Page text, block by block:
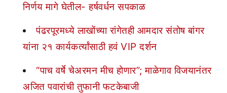
निर्णय मागे घेतील- हर्षवर्धन सपकाळ
पंढरपूरमध्ये लाखोंच्या रांगेतही आमदार संतोष बांगर
यांना २१ कार्यकर्त्यांसाठी हवं VIP दर्शन
“पाच वर्षे चेअरमन मीच होणार”; माळेगाव विजयानंतर
अजित पवारांची तुफानी फटकेबाजी